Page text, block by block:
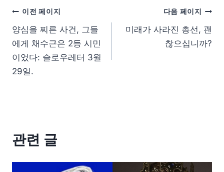
이전 페이지
양심을 찌른 사건, 그들
에게 채수근은 2등 시민
이었다: 슬로우레터 3월
29일.
다음 페이지
미래가 사라진 총선, 괜
찮으십니까?
관련 글